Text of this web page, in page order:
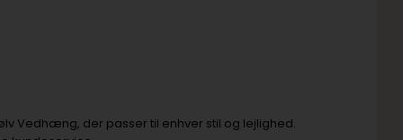
Vedhæng, der passer til enhver stil og lejlighed.